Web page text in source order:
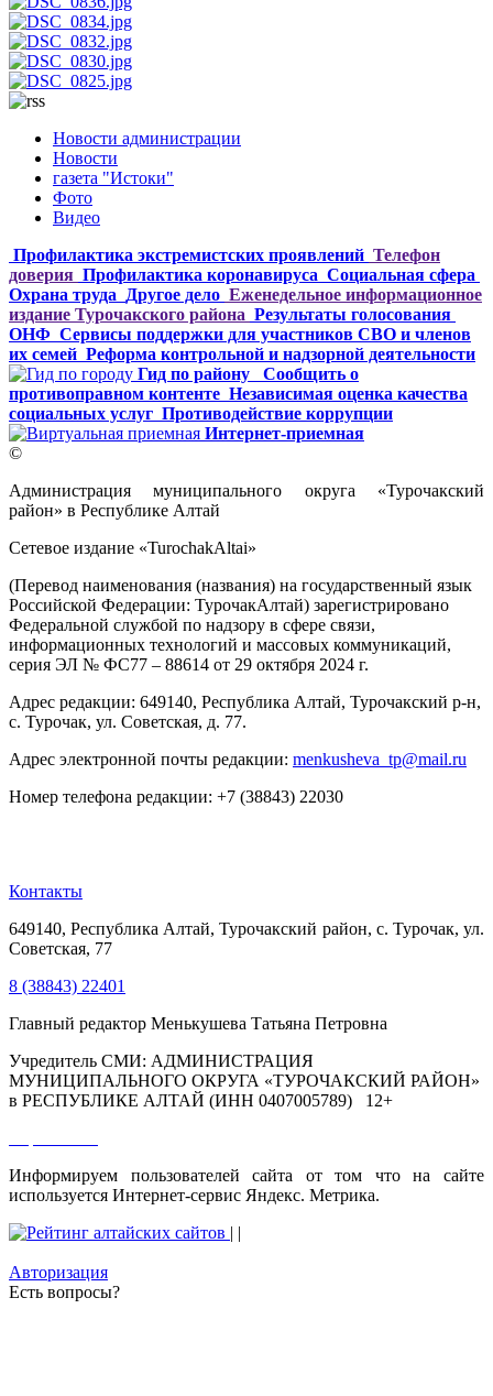
Новости администрации
Новости
газета "Истоки"
Фото
Видео
Профилактика экстремистских проявлений Телефон
доверия Профилактика коронавируса Социальная сфера
Охрана труда
Другое дело Еженедельное информационное
издание Турочакского района Результаты голосования
ОНФ Сервисы поддержки для участников СВО и членов
их семей Реформа контрольной и надзорной деятельности
Гид по району
Сообщить о
противоправном контенте Независимая оценка качества
социальных услуг Противодействие коррупции
Интернет-приемная
©
Администрация муниципального округа «Турочакский
район» в Республике Алтай
Сетевое издание «TurochakAltai»
(Перевод наименования (названия) на государственный язык
Российской Федерации: ТурочакАлтай) зарегистрировано
Федеральной службой по надзору в сфере связи,
информационных технологий и массовых коммуникаций,
серия ЭЛ № ФС77 – 88614 от 29 октября 2024 г.
Адрес редакции: 649140, Республика Алтай, Турочакский р-н,
с. Турочак, ул. Советская, д. 77.
Адрес электронной почты редакции: menkusheva_tp@mail.ru
Номер телефона редакции: +7 (38843) 22030
Контакты
649140, Республика Алтай, Турочакский район, с. Турочак, ул.
Советская, 77
8 (38843) 22401
Главный редактор Менькушева Татьяна Петровна
Учредитель СМИ: АДМИНИСТРАЦИЯ
МУНИЦИПАЛЬНОГО ОКРУГА «ТУРОЧАКСКИЙ РАЙОН»
в РЕСПУБЛИКЕ АЛТАЙ (ИНН 0407005789) 12+
Информируем пользователей сайта от том что на сайте
используется Интернет-сервис Яндекс. Метрика.
| |
Авторизация
Есть вопросы?